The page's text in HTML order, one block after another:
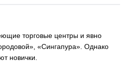
торговые центры и явно
«Сингапура». Однако
новички.